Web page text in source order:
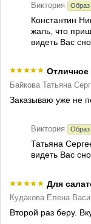
Виктория
Константин
жаль, что
видеть Вас
Отличное
Байкова Татьяна
Заказываю уже не
Виктория
Татьяна
видеть Вас
Для
Кудакова Елена
Второй раз беру.